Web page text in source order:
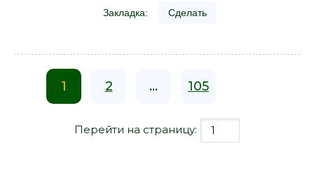
Закладка: Сделать
1 2 ... 105
Перейти на страницу: